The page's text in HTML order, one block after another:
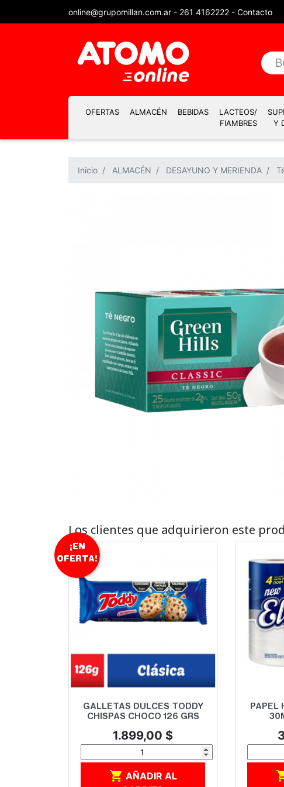
online@grupomillan.com.ar - 261 4162222 - Contacto
OFERTAS ALMACÉN BEBIDAS
LACTEOS/
FIAMBRES
Y
Inicio ALMACÉN DESAYUNO Y MERIENDA
Los clientes que adquirieron este
Vista rápida
GALLETAS DULCES TODDY
CHISPAS CHOCO 126 GRS
Precio
1.899,00 $

¡EN
OFERTA!
PAPEL